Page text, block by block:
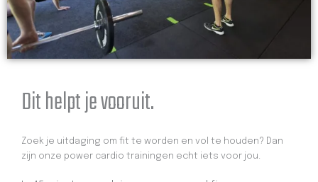
Dit helpt je vooruit.
Zoek je uitdaging om fit te worden en vol te houden? Dan
zijn onze power cardio trainingen echt iets voor jou.